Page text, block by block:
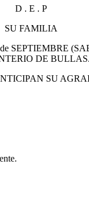
D . E . P
SU FAMILIA
SEPTIEMBRE
DE BULLAS.
SU